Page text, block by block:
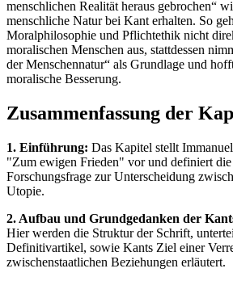
menschlichen Realität heraus gebrochen“
menschliche Natur bei Kant erhalten. So
Moralphilosophie und Pflichtethik nicht
moralischen Menschen aus, stattdessen
der Menschennatur“ als Grundlage und
moralische Besserung.
Zusammenfassung der
1. Einführung: Das Kapitel stellt
"Zum ewigen Frieden" vor und definiert die
Forschungsfrage zur Unterscheidung
Utopie.
2. Aufbau und Grundgedanken der
Hier werden die Struktur der Schrift,
Definitivartikel, sowie Kants Ziel einer
zwischenstaatlichen Beziehungen erläutert.